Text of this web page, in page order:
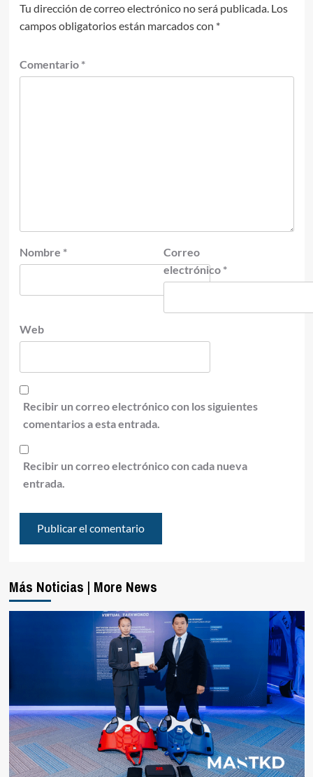
Tu dirección de correo electrónico no será publicada. Los
campos obligatorios están marcados con *
Comentario *
Nombre *
Correo
electrónico *
Web
Recibir un correo electrónico con los siguientes
comentarios a esta entrada.
Recibir un correo electrónico con cada nueva
entrada.
Más Noticias | More News